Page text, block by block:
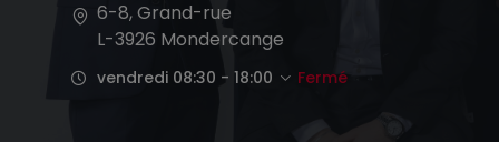
6-8, Grand-rue
L-3926 Mondercange
vendredi 08:30 - 18:00 Fermé